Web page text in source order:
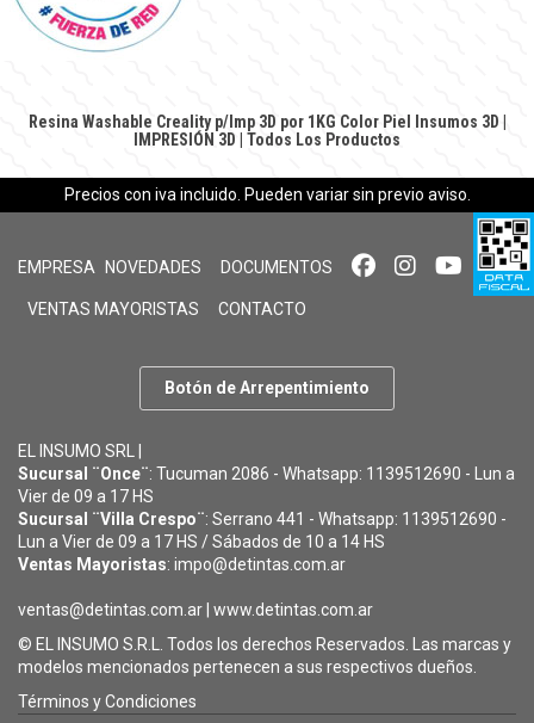
Resina Washable Creality p/Imp 3D por 1KG Color Piel Insumos 3D
IMPRESIÓN 3D
Todos Los Productos
Precios con iva incluido. Pueden variar sin previo aviso.
EMPRESA NOVEDADES DOCUMENTOS
VENTAS MAYORISTAS CONTACTO
Botón de Arrepentimiento
EL INSUMO SRL |
Sucursal ¨Once¨: Tucuman 2086 - Whatsapp: 1139512690 - Lun a
Vier de 09 a 17 HS
Sucursal ¨Villa Crespo¨: Serrano 441 - Whatsapp: 1139512690 -
Lun a Vier de 09 a 17 HS / Sábados de 10 a 14 HS
Ventas Mayoristas: impo@detintas.com.ar
ventas@detintas.com.ar www.detintas.com.ar
© EL INSUMO S.R.L. Todos los derechos Reservados. Las marcas y
modelos mencionados pertenecen a sus respectivos dueños.
Términos y Condiciones